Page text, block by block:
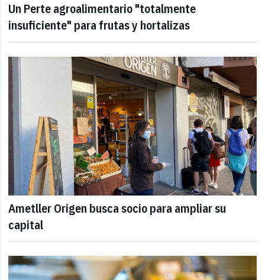
Un Perte agroalimentario "totalmente
insuficiente" para frutas y hortalizas
Ametller Origen busca socio para ampliar su
capital